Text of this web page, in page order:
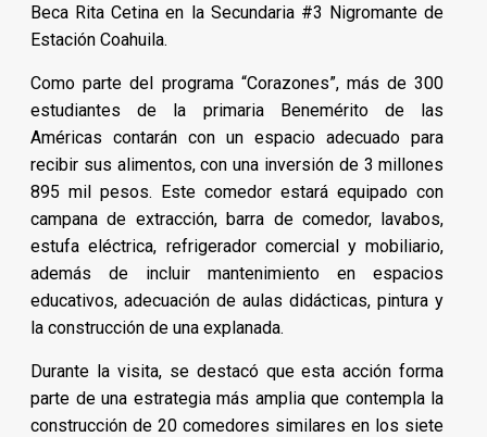
Beca Rita Cetina en la Secundaria #3 Nigromante de
Estación Coahuila.
Como parte del programa “Corazones”, más de 300
estudiantes de la primaria Benemérito de las
Américas contarán con un espacio adecuado para
recibir sus alimentos, con una inversión de 3 millones
895 mil pesos. Este comedor estará equipado con
campana de extracción, barra de comedor, lavabos,
estufa eléctrica, refrigerador comercial y mobiliario,
además de incluir mantenimiento en espacios
educativos, adecuación de aulas didácticas, pintura y
la construcción de una explanada.
Durante la visita, se destacó que esta acción forma
parte de una estrategia más amplia que contempla la
construcción de 20 comedores similares en los siete